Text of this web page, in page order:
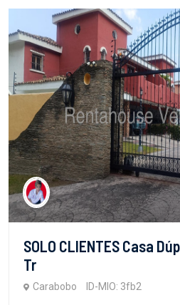
SOLO CLIENTES Casa
Tr
Carabobo ID-MIO: 3fb2